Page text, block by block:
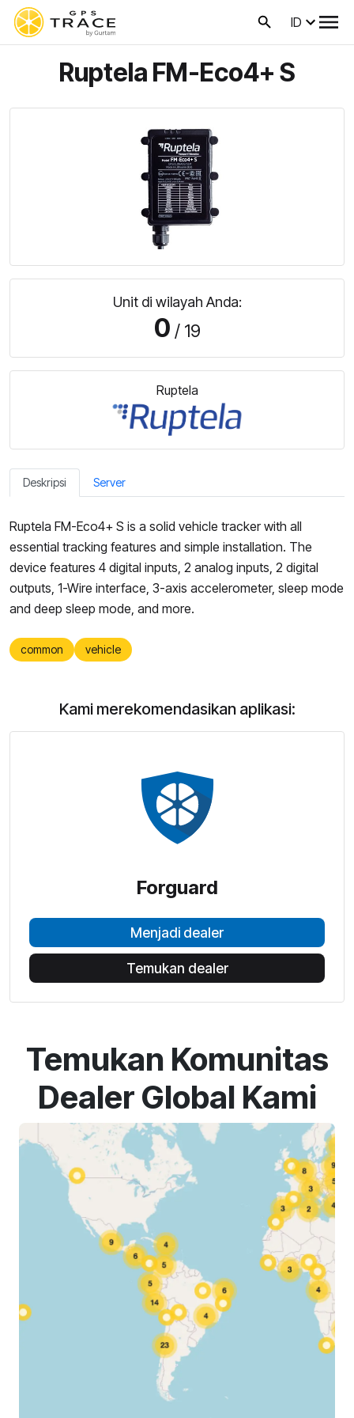
ID
Ruptela FM-Eco4+ S
Unit di wilayah Anda:
0 / 19
Ruptela
Deskripsi Server
Ruptela FM-Eco4+ S is a solid vehicle tracker with all
essential tracking features and simple installation. The
device features 4 digital inputs, 2 analog inputs, 2 digital
outputs, 1-Wire interface, 3-axis accelerometer, sleep mode
and deep sleep mode, and more.
common vehicle
Kami merekomendasikan aplikasi:
Forguard
Menjadi dealer
Temukan dealer
Temukan Komunitas
Dealer Global Kami